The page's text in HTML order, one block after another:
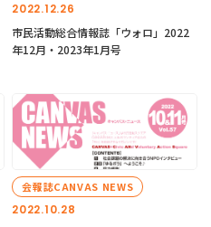
2022.12.26
市民活動総合情報誌「ウォロ」2022
年12月・2023年1月号
2022.10.28
会報誌CANVAS NEWS